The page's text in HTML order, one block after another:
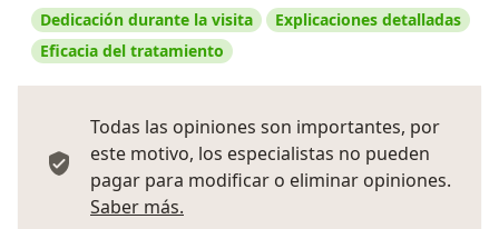
Dedicación durante la visita
Explicaciones detalladas
Eficacia del tratamiento
Todas las opiniones son importantes, por
este motivo, los especialistas no pueden
pagar para modificar o eliminar opiniones.
Saber más.